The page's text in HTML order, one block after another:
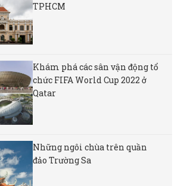
TPHCM
Khám phá các sân vận động tổ
chức FIFA World Cup 2022 ở
Qatar
Những ngôi chùa trên quần
đảo Trường Sa